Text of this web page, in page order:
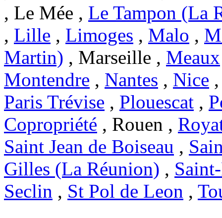
, Le Mée , Le Tampon (La
, Lille , Limoges , Malo ,
Martin) , Marseille , Meaux
Montendre , Nantes , Nice
Paris Trévise , Plouescat ,
Copropriété , Rouen ,
Saint Jean de Boiseau ,
Gilles (La Réunion) ,
Seclin , St Pol de Leon ,